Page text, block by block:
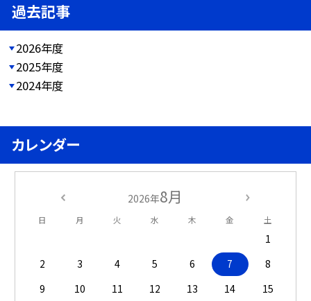
過去記事
2026年度
2025年度
2024年度
カレンダー
2026年8月
日 月 火 水 木 金 土
1
2
3 4 5 6 7
8
9
10 11 12 13 14
15